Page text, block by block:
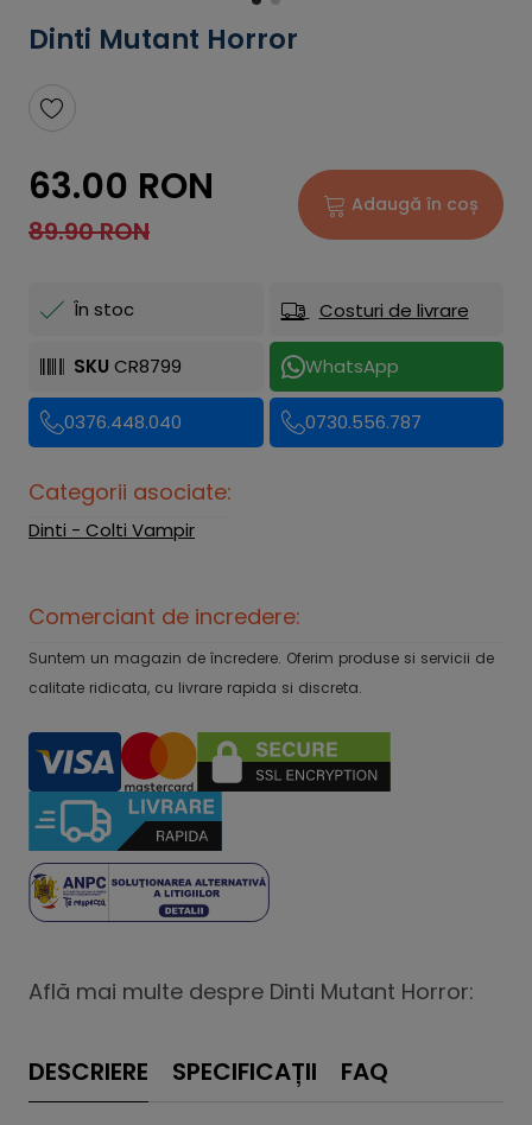
Dinti Mutant Horror
63.00 RON
89.90 RON
Adaugă în coș
În stoc Costuri de livrare
SKU CR8799 WhatsApp
0376.448.040 0730.556.787
Categorii asociate:
Dinti - Colti Vampir
Comerciant de incredere:
Suntem un magazin de încredere. Oferim produse si servicii de
calitate ridicata, cu livrare rapida si discreta.
Află mai multe despre Dinti Mutant Horror:
DESCRIERE SPECIFICAȚII FAQ